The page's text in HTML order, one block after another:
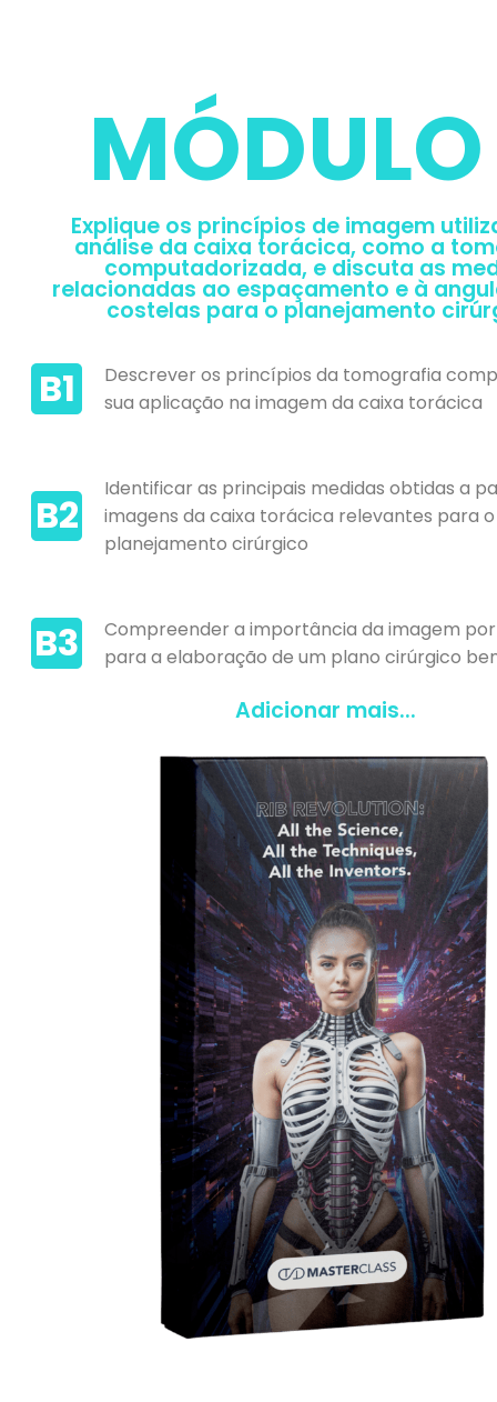
Explique os princípios de imagem
análise da caixa torácica, como a
computadorizada, e discuta as
relacionadas ao espaçamento e à
costelas para o planejamento
B1
Descrever os princípios da tomografia
sua aplicação na imagem da caixa torácica
B2
Identificar as principais medidas obtidas a
imagens da caixa torácica relevantes para o
planejamento cirúrgico
B3
Compreender a importância da imagem
para a elaboração de um plano cirúrgico
Adicionar mais...